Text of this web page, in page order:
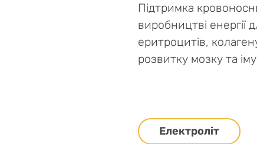
Підтримка
виробництві енергії
еритроцитів,
розвитку мозку та
Електроліт